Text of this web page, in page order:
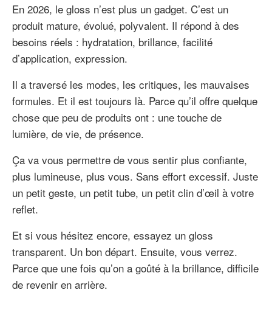
En 2026, le gloss n’est plus un gadget. C’est un
produit mature, évolué, polyvalent. Il répond à des
besoins réels : hydratation, brillance, facilité
d’application, expression.
Il a traversé les modes, les critiques, les mauvaises
formules. Et il est toujours là. Parce qu’il offre quelque
chose que peu de produits ont : une touche de
lumière, de vie, de présence.
Ça va vous permettre de vous sentir plus confiante,
plus lumineuse, plus vous. Sans effort excessif. Juste
un petit geste, un petit tube, un petit clin d’œil à votre
reflet.
Et si vous hésitez encore, essayez un gloss
transparent. Un bon départ. Ensuite, vous verrez.
Parce que une fois qu’on a goûté à la brillance, difficile
de revenir en arrière.